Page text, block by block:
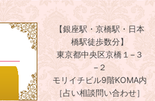
【銀座駅・京橋駅・日本
橋駅徒歩数分】
東京都中央区京橋１−３
−２
モリイチビル9階KOMA内
［占い相談問い合わせ］